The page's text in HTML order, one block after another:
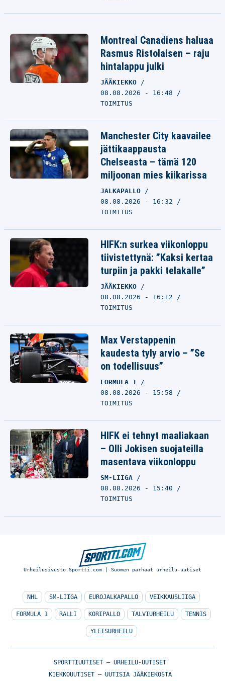
Montreal Canadiens haluaa
Rasmus Ristolaisen – raju
hintalappu julki
JÄÄKIEKKO
08.08.2026 - 16:48
TOIMITUS
Manchester City kaavailee
jättikaappausta
Chelseasta – tämä 120
miljoonan mies kiikarissa
JALKAPALLO
08.08.2026 - 16:32
TOIMITUS
HIFK:n surkea viikonloppu
tiivistettynä: ”Kaksi kertaa
turpiin ja pakki telakalle”
JÄÄKIEKKO
08.08.2026 - 16:12
TOIMITUS
Max Verstappenin
kaudesta tyly arvio – ”Se
on todellisuus”
FORMULA 1
08.08.2026 - 15:58
TOIMITUS
HIFK ei tehnyt maaliakaan
– Olli Jokisen suojateilla
masentava viikonloppu
SM-LIIGA
08.08.2026 - 15:40
TOIMITUS
Urheilusivusto Sportti.com | Suomen parhaat urheilu-uutiset
NHL SM-LIIGA EUROJALKAPALLO VEIKKAUSLIIGA
FORMULA 1 RALLI KORIPALLO TALVIURHEILU TENNIS
YLEISURHEILU
SPORTTIUUTISET – URHEILU-UUTISET
KIEKKOUUTISET – UUTISIA JÄÄKIEKOSTA